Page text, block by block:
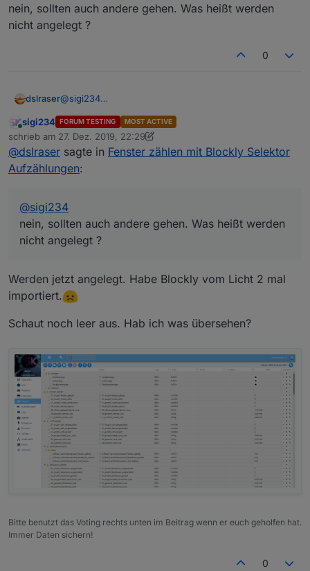
nein, sollten auch andere gehen. Was heißt werden
nicht angelegt ?
0
dslraser@sigi234
nicht angelegt ?
Online
sigi234 FORUM TESTING MOST ACTIVE
schrieb am 27. Dez. 2019, 22:29
zuletzt editiert von sigi234
@dslraser sagte in Fenster zählen mit Blockly Selektor
Aufzählungen:
@sigi234
nein, sollten auch andere gehen. Was heißt werden
nicht angelegt ?
Werden jetzt angelegt. Habe Blockly vom Licht 2 mal
importiert.
Schaut noch leer aus. Hab ich was übersehen?
Bitte benutzt das Voting rechts unten im Beitrag wenn er euch geholfen hat.
Immer Daten sichern!
0